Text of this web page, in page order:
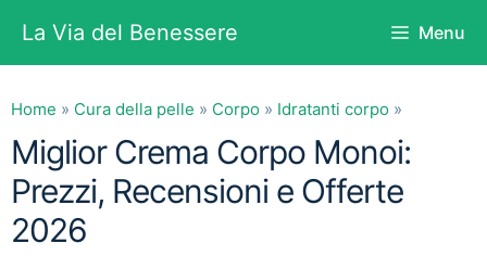
contenuto
La Via del Benessere Menu
Home » Cura della pelle » Corpo » Idratanti corpo »
Miglior Crema Corpo Monoi:
Prezzi, Recensioni e Offerte
2026